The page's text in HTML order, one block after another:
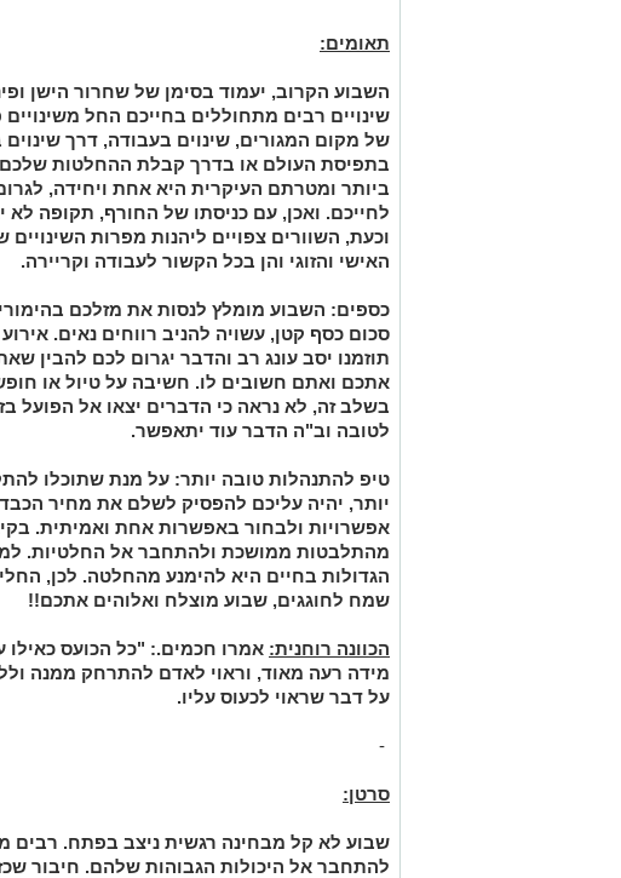
תאומים:
השבוע הקרוב, יעמוד בסימן של שחרור הישן
שינויים רבים מתחוללים בחייכם החל משינויים
של מקום המגורים, שינוים בעבודה, דרך
בתפיסת העולם או בדרך קבלת ההחלטות שלכם.
ביותר ומטרתם העיקרית היא אחת ויחידה,
לחייכם. ואכן, עם כניסתו של החורף, תקופה לא
וכעת, השוורים צפויים ליהנות מפרות השינויים
האישי והזוגי והן בכל הקשור לעבודה וקריירה.
כספים: השבוע מומלץ לנסות את מזלכם
סכום כסף קטן, עשויה להניב רווחים נאים.
תוזמנו יסב עונג רב והדבר יגרום לכם להבין
אתכם ואתם חשובים לו. חשיבה על טיול או
בשלב זה, לא נראה כי הדברים יצאו אל הפועל
לטובה וב"ה הדבר עוד יתאפשר.
טיפ להתנהלות טובה יותר: על מנת שתוכלו
יותר, יהיה עליכם להפסיק לשלם את מחיר
אפשרויות ולבחור באפשרות אחת ואמיתית.
מהתלבטות ממושכת ולהתחבר אל החלטיות.
הגדולות בחיים היא להימנע מהחלטה. לכן,
שמח לחוגגים, שבוע מוצלח ואלוהים אתכם!!
הכוונה רוחנית: אמרו חכמים.: "כל הכועס כאילו
מידה רעה מאוד, וראוי לאדם להתרחק ממנה
על דבר שראוי לכעוס עליו.
-
סרטן:
שבוע לא קל מבחינה רגשית ניצב בפתח. רבים
להתחבר אל היכולות הגבוהות שלהם. חיבור